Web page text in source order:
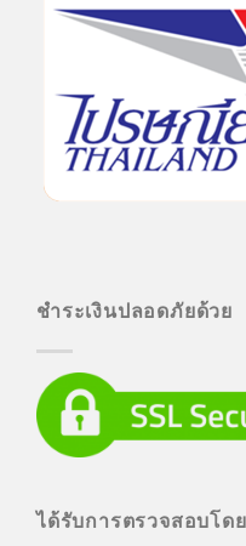
ชำระเงินปลอดภัยด้วย
ได้รับการตรวจสอบโดย